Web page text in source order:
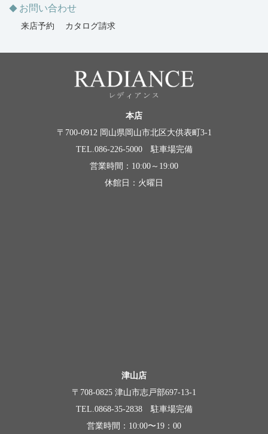
お問い合わせ
来店予約 カタログ請求
本店
〒700-0912 岡山県岡山市北区大供表町3-1
TEL.086-226-5000 駐車場完備
営業時間：10:00～19:00
休館日：火曜日
津山店
〒708-0825 津山市志戸部697-13-1
TEL.0868-35-2838 駐車場完備
営業時間：10:00〜19：00